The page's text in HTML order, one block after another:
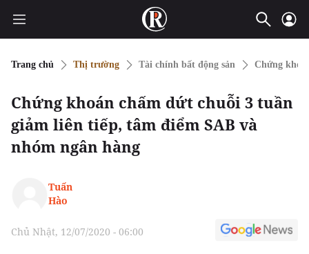
Trang chủ Thị trường Tài chính bất động sản Chứng
Chứng khoán chấm dứt chuỗi 3 tuần
giảm liên tiếp, tâm điểm SAB và
nhóm ngân hàng
Tuấn
Hào
Chủ Nhật, 12/07/2020 - 06:00